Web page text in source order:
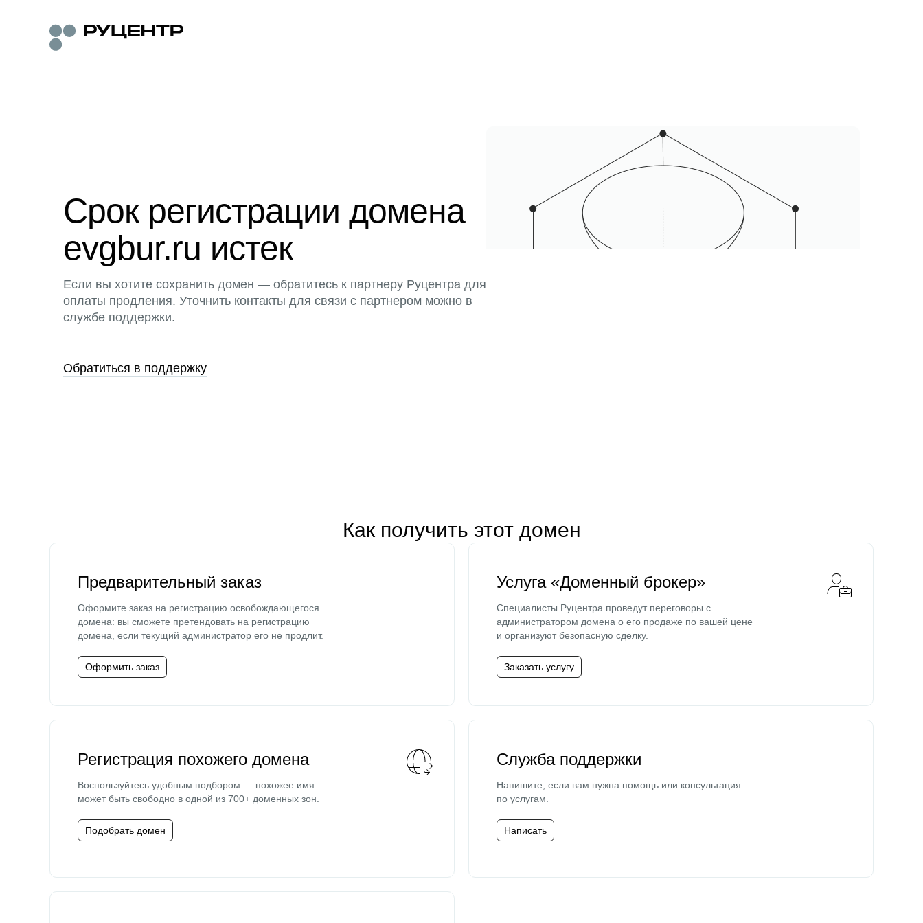
Срок регистрации домена
evgbur.ru истек
Если вы хотите сохранить домен — обратитесь к партнеру Руцентра для
оплаты продления. Уточнить контакты для связи с партнером можно в
службе поддержки.
Обратиться в поддержку
Как получить этот домен
Предварительный заказ
Оформите заказ на регистрацию освобождающегося
домена: вы сможете претендовать на регистрацию
домена, если текущий администратор его не продлит.
Оформить заказ
Услуга «Доменный брокер»
Специалисты Руцентра проведут переговоры с
администратором домена о его продаже по вашей цене
и организуют безопасную сделку.
Заказать услугу
Регистрация похожего домена
Воспользуйтесь удобным подбором — похожее имя
может быть свободно в одной из 700+ доменных зон.
Подобрать домен
Служба поддержки
Напишите, если вам нужна помощь или консультация
по услугам.
Написать